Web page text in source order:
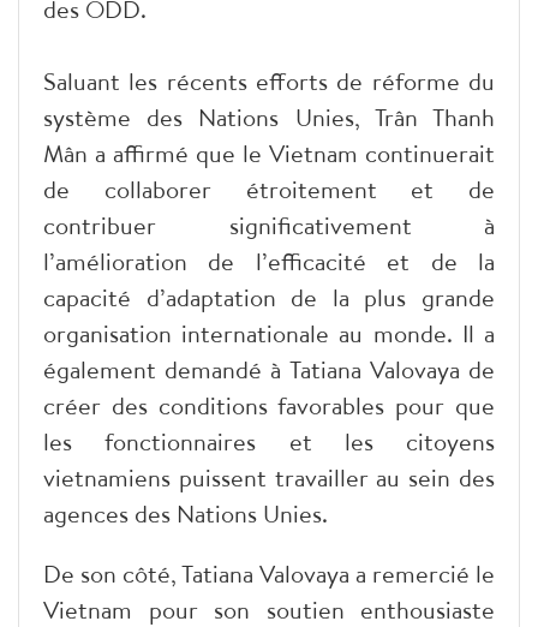
des ODD.
Saluant les récents efforts de réforme du
système des Nations Unies, Trân Thanh
Mân a affirmé que le Vietnam continuerait
de collaborer étroitement et de
contribuer significativement à
l’amélioration de l’efficacité et de la
capacité d’adaptation de la plus grande
organisation internationale au monde. Il a
également demandé à Tatiana Valovaya de
créer des conditions favorables pour que
les fonctionnaires et les citoyens
vietnamiens puissent travailler au sein des
agences des Nations Unies.
De son côté, Tatiana Valovaya a remercié le
Vietnam pour son soutien enthousiaste